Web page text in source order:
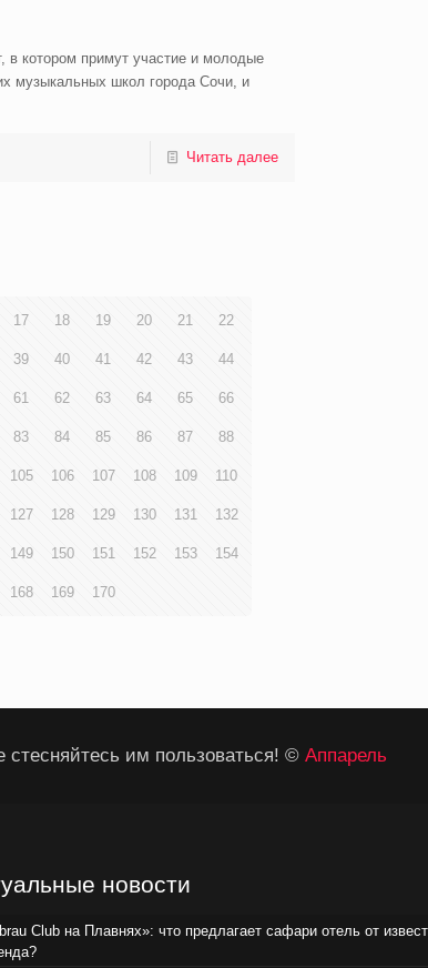
в котором примут участие и молодые
музыкальных школ города Сочи, и
Читать далее
17 18 19 20 21 22
39 40 41 42 43 44
61 62 63 64 65 66
83 84 85 86 87 88
105 106 107 108 109 110
127 128 129 130 131 132
149 150 151 152 153 154
168 169 170
им пользоваться! © Аппарель
новости
Club на Плавнях»: что предлагает сафари отель от